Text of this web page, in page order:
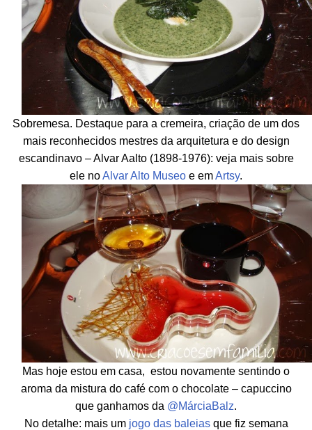
Sobremesa. Destaque para a cremeira, criação de um dos
mais reconhecidos mestres da arquitetura e do design
escandinavo – Alvar Aalto (1898-1976): veja mais sobre
ele noAlvar Alto Museo e emArtsy.
Mas hoje estou em casa, estou novamente sentindo o
aroma da mistura do café com o chocolate – capuccino
que ganhamos da @MárciaBalz.
No detalhe: mais um jogo das baleiasque fiz semana